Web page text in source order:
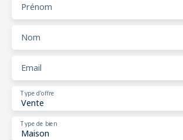
Prénom
Nom
Email
Vente
Type d'offre
Maison
Type de bien